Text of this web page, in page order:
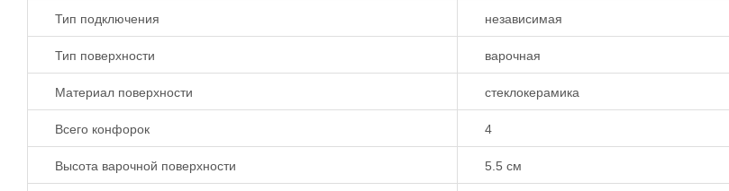
Тип подключения независимая
Тип поверхности варочная
Материал поверхности стеклокерамика
Всего конфорок 4
Высота варочной поверхности 5.5 см